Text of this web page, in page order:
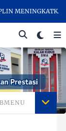
MENINGKATKAN